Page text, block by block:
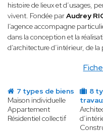
histoire de lieux et d’usages,
vivent. Fondée parAudrey
l’agence accompagne
dans la conception et la
d’architecture d’intérieur, de la
7 types de biens
Maison individuelle
Appartement
Résidentiel collectif
8